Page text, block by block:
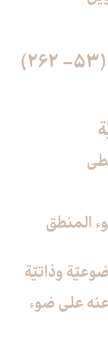
المنطق
وذاتيّة
على ضوء